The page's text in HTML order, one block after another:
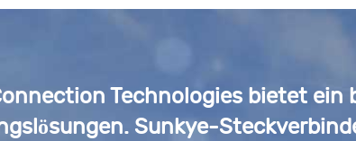
Technologies bietet
Sunkye-